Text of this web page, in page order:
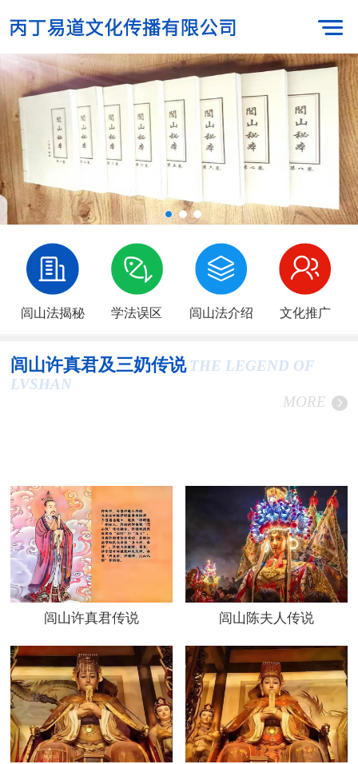
闾山法揭秘 学法误区 闾山法介绍 文化推广
闾山许真君及三奶传说 THE LEGEND OF
LVSHAN
MORE
闾山许真君传说 闾山陈夫人传说